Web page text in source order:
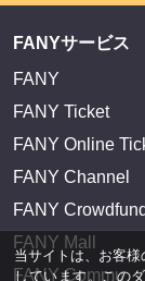
FANYサービス
FANY
FANY Ticket
FANY Online
FANY Channel
FANY
FANY Mall
FANY Commu
当サイトは、お客
しています。この